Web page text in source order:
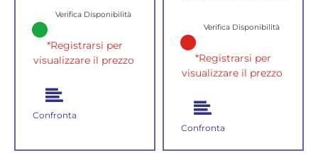
Verifica Disponibilità
*Registrarsi per
visualizzare il prezzo
Confronta
Verifica Disponibilità
*Registrarsi per
visualizzare il prezzo
Confronta